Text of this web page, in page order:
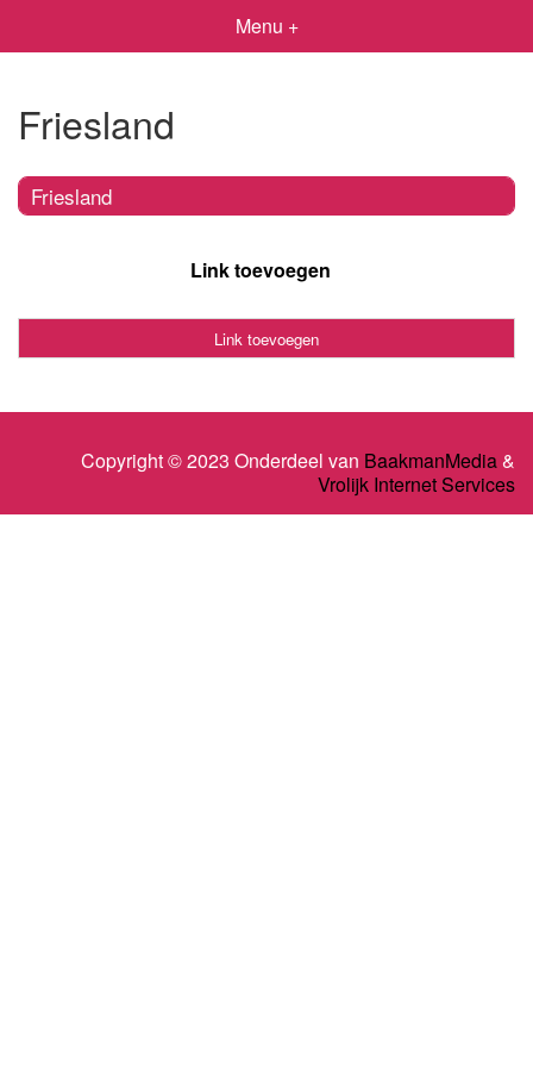
Menu +
Friesland
Friesland
Link toevoegen
Link toevoegen
Copyright © 2023 Onderdeel van BaakmanMedia&
Vrolijk Internet Services